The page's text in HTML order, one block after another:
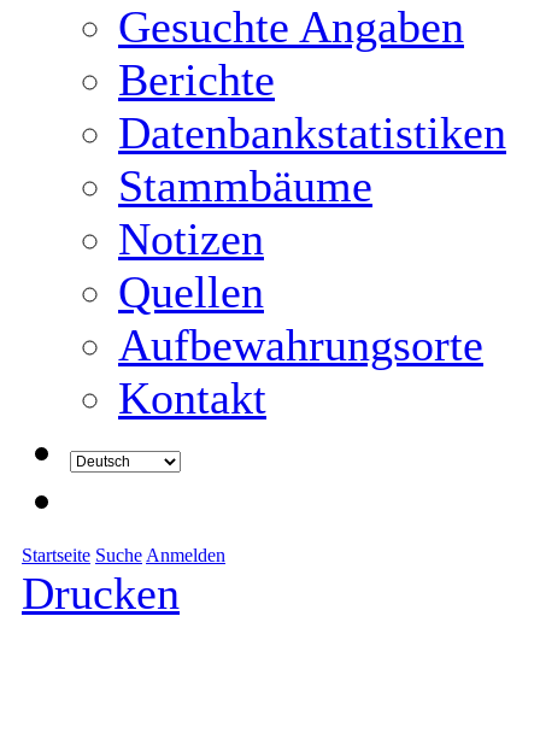
Gesuchte Angaben
Berichte
Datenbankstatistiken
Stammbäume
Notizen
Quellen
Aufbewahrungsorte
Kontakt
Startseite Suche Anmelden
Drucken